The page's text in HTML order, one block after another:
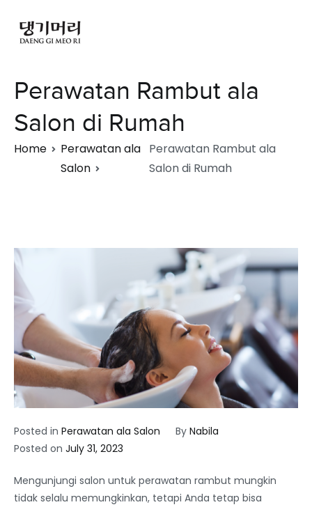
Perawatan Rambut ala
Salon di Rumah
Home
Perawatan ala
Salon
Perawatan Rambut ala
Salon di Rumah
Posted in Perawatan ala Salon By Nabila
Posted on July 31, 2023
Mengunjungi salon untuk perawatan rambut mungkin
tidak selalu memungkinkan, tetapi Anda tetap bisa